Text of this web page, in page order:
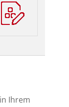
Ihrem